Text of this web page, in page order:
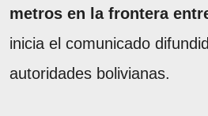
metros en la frontera
inicia el comunicado
autoridades bolivianas.